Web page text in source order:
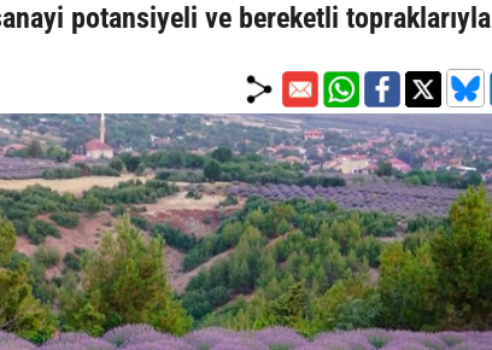
potansiyeli ve bereketli topraklarıyla